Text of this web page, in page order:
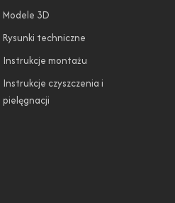
Modele 3D
Rysunki techniczne
Instrukcje montażu
Instrukcje czyszczenia i
pielęgnacji